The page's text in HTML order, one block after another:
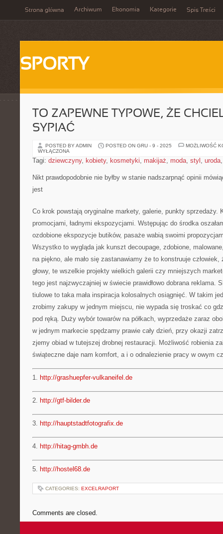
Strona główna Archiwum Ekonomia Kategorie Spis Treści
SPORTY
TO ZAPEWNE TYPOWE, ŻE
SYPIAĆ
POSTED BY ADMIN POSTED ON GRU - 9 - 2025
MOŻLIWOŚĆ
WYŁĄCZONA
Tagi: dziewczyny, kobiety, kosmetyki, makijaż, moda, styl , uroda
Nikt prawdopodobnie nie byłby w stanie nadszarpnąć opinii
jest
Co krok powstają oryginalne markety, galerie, punkty sprzedaży.
promocjami, ładnymi ekspozycjami. Wstępując do środka
ozdobione ekspozycje butików, pasaże wabią swoimi
Wszystko to wygląda jak kunszt decoupage, zdobione,
na piękno, ale mało się zastanawiamy że to konstruuje
głowy, te wszelkie projekty wielkich galerii czy mniejszych
tego jest najzwyczajniej w świecie prawidłowo dobrana reklama.
tiulowe to taka mała inspiracja kolosalnych osiągnięć. W takim
zrobimy zakupy w jednym miejscu, nie wypada się troskać co
pod ręką. Duży wybór towarów na półkach, wyprzedaże zaraz
w jednym markecie spędzamy prawie cały dzień, przy okazji
zjemy obiad w tutejszej drobnej restauracji. Możliwość robienia
świąteczne daje nam komfort, a i o odnalezienie pracy w owym
1. http://grashuepfer-vulkaneifel.de
2. http://gtf-bilder.de
3. http://hauptstadtfotografix.de
4. http://hitag-gmbh.de
5. http://hostel68.de
CATEGORIES: EXCELRAPORT
Comments are closed.